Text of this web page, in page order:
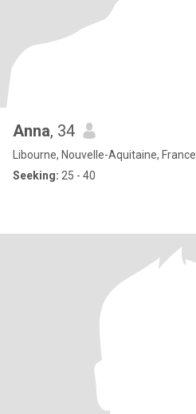
Anna, 34
Libourne, Nouvelle-Aquitaine, France
Seeking: 25 - 40